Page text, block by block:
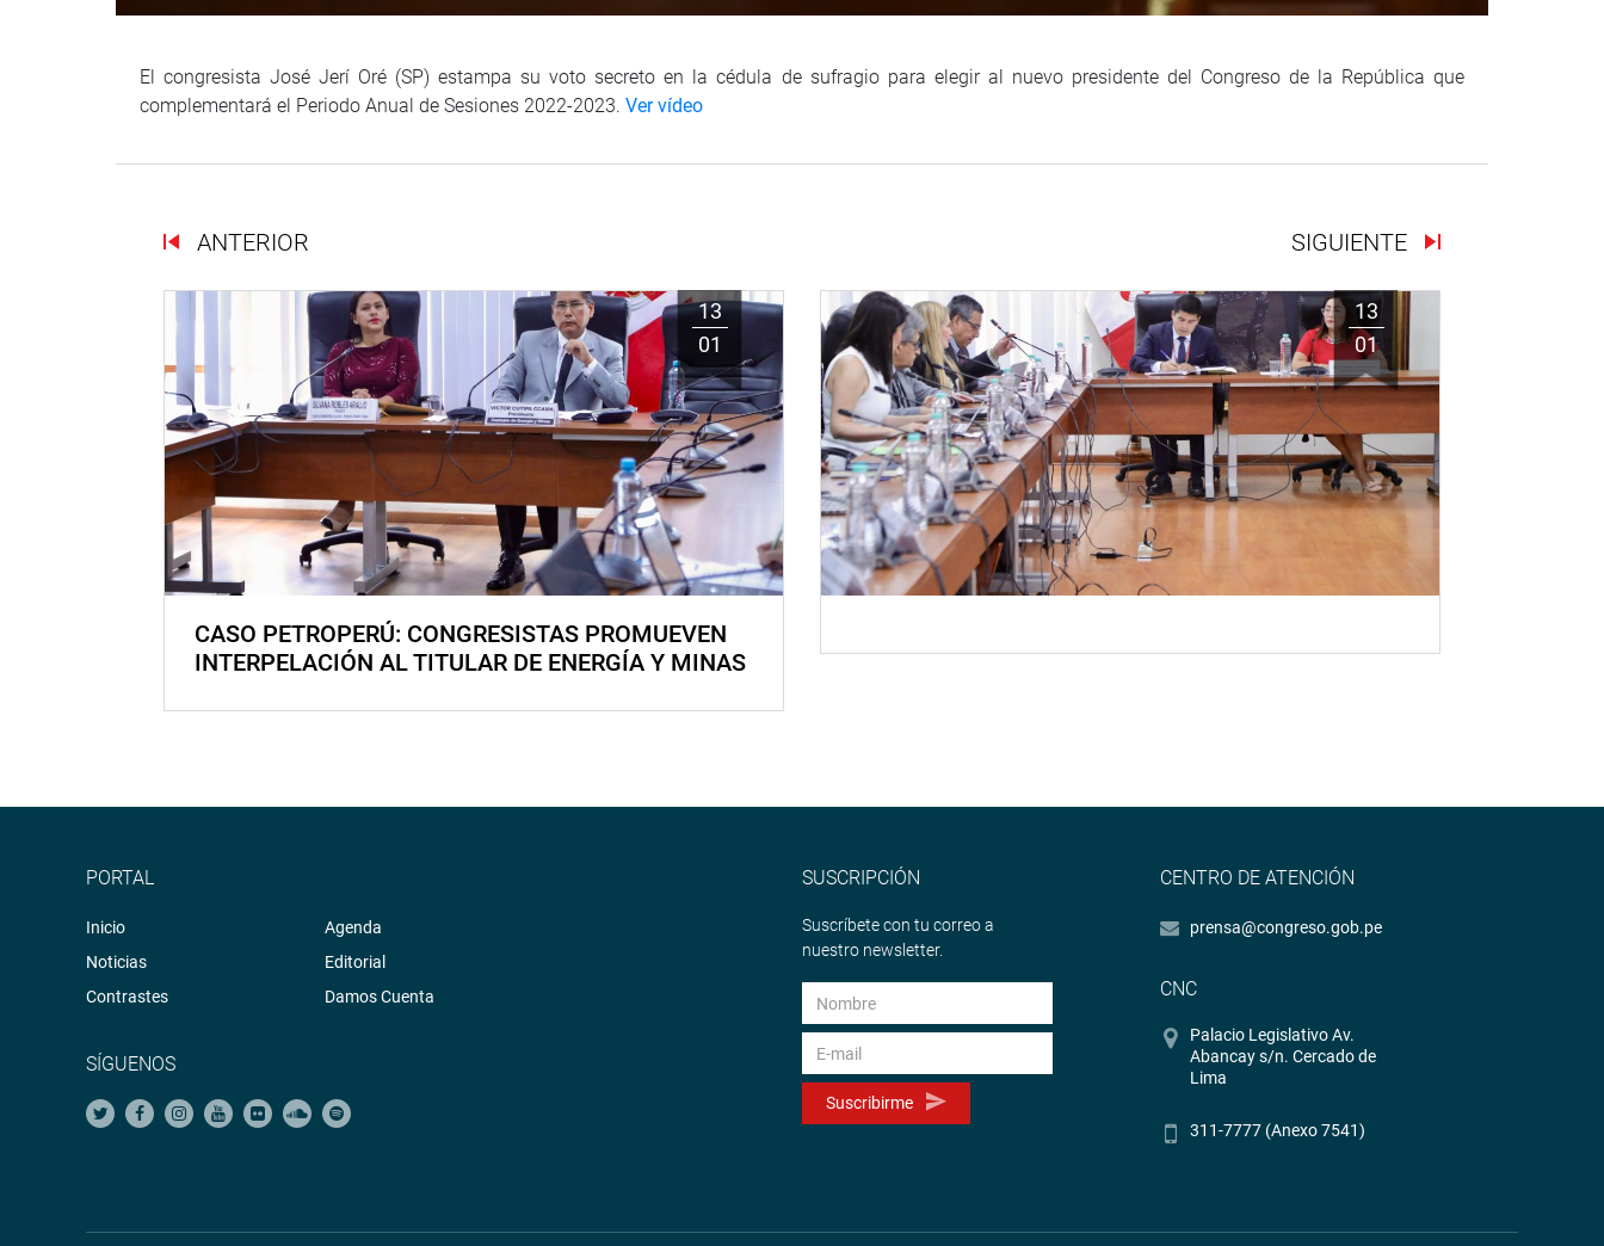
El congresista José Jerí Oré (SP) estampa su voto secreto en la cédula de sufragio para elegir al nuevo presidente del Congreso de la República que
complementará el Periodo Anual de Sesiones 2022-2023. Ver vídeo
ANTERIOR SIGUIENTE
13
01
CASO PETROPERÚ: CONGRESISTAS PROMUEVEN
INTERPELACIÓN AL TITULAR DE ENERGÍA Y MINAS
13
01
PORTAL
Inicio
Noticias
Contrastes
Agenda
Editorial
Damos Cuenta
SÍGUENOS
SUSCRIPCIÓN
Suscríbete con tu correo a
nuestro newsletter.
Suscribirme
CENTRO DE ATENCIÓN
prensa@congreso.gob.pe
CNC
Palacio Legislativo Av.
Abancay s/n. Cercado de
Lima
311-7777 (Anexo 7541)